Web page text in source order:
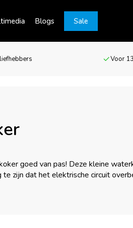
Blogs Sale
Voor
goed van pas! Deze kleine
zijn dat het elektrische circuit